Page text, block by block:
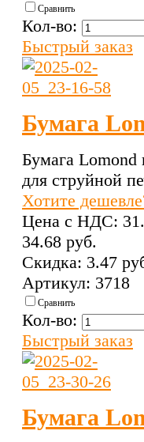
Сравнить
Кол-во:
Быстрый заказ
Бумага
Бумага Lomond
для струйной
Хотите
Цена с НДС:
34.68 pуб.
Скидка: 3.47
Артикул: 3718
Сравнить
Кол-во:
Быстрый заказ
Бумага